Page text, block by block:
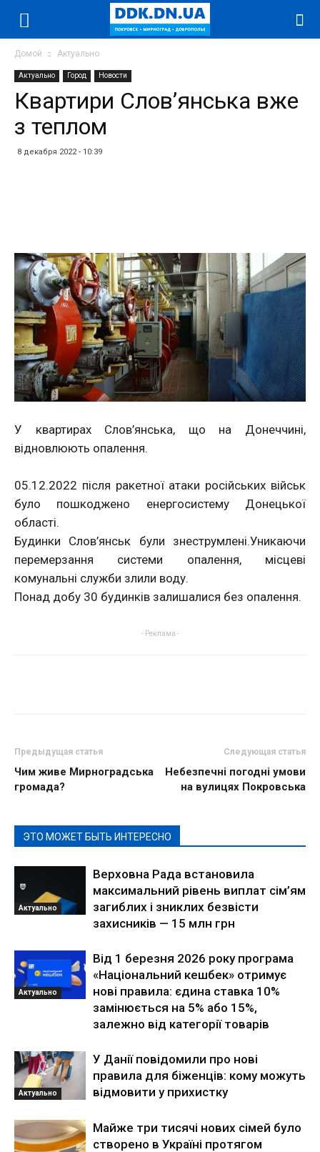
Домой Актуально
Актуально Город Новости
Квартири Слов’янська вже
з теплом
8 декабря 2022 - 10:39
У квартирах Слов’янська, що на Донеччині,
відновлюють опалення.
05.12.2022 після ракетної атаки російських військ
було пошкоджено енергосистему Донецької
області.
Будинки Слов’янськ були знеструмлені.Уникаючи
перемерзання системи опалення, місцеві
комунальні служби злили воду.
Понад добу 30 будинків залишалися без опалення.
- Реклама -
Предыдущая статья
Чим живе Мирноградська
громада?
Следующая статья
Небезпечні погодні умови
на вулицях Покровська
ЭТО МОЖЕТ БЫТЬ ИНТЕРЕСНО
Актуально
Верховна Рада встановила
максимальний рівень виплат сім’ям
загиблих і зниклих безвісти
захисників — 15 млн грн
Актуально
Від 1 березня 2026 року програма
«Національний кешбек» отримує
нові правила: єдина ставка 10%
замінюється на 5% або 15%,
залежно від категорії товарів
Актуально
У Данії повідомили про нові
правила для біженців: кому можуть
відмовити у прихистку
Майже три тисячі нових сімей було
створено в Україні протягом